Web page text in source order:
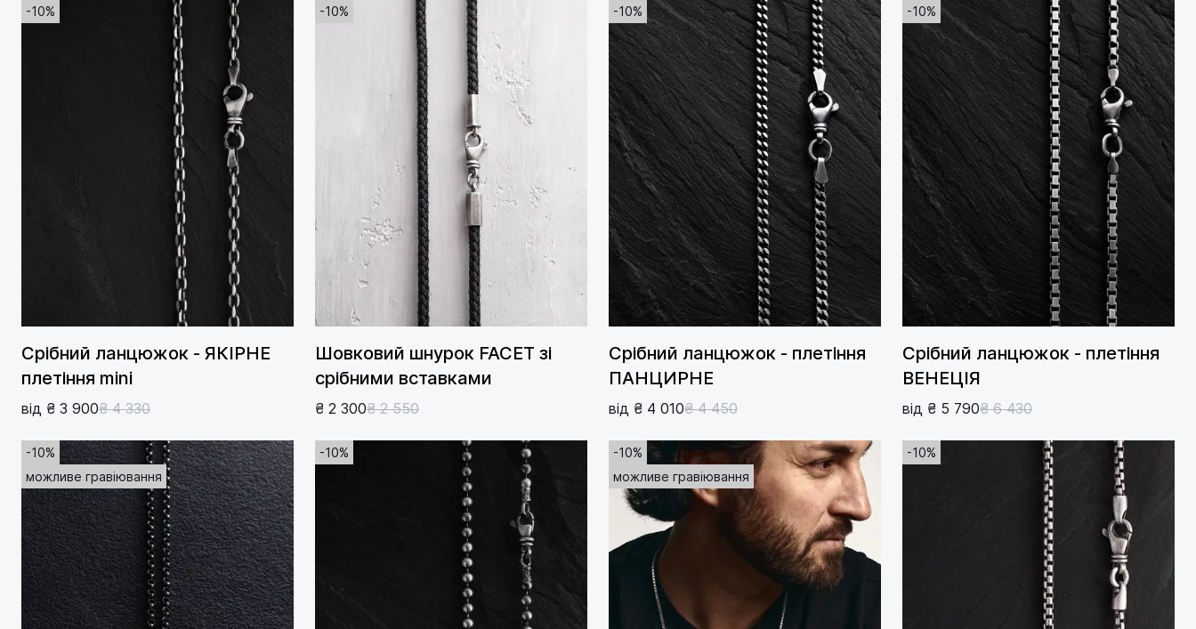
-10%
Срібний ланцюжок - ЯКІРНЕ
плетіння mini
від ₴ 3 900₴ 4 330
-10%
Шовковий шнурок FACET зі
срібними вставками
₴ 2 300₴ 2 550
-10%
Срібний ланцюжок - плетіння
ПАНЦИРНЕ
від ₴ 4 010₴ 4 450
-10%
Срібний ланцюжок - плетіння
ВЕНЕЦІЯ
від ₴ 5 790₴ 6 430
-10%
можливе гравіювання
-10%
-10%
можливе гравіювання
-10%